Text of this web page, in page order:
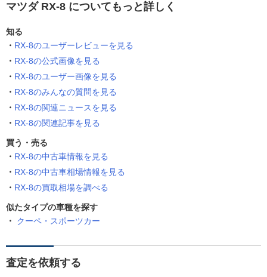
マツダ RX-8 についてもっと詳しく
知る
RX-8のユーザーレビューを見る
RX-8の公式画像を見る
RX-8のユーザー画像を見る
RX-8のみんなの質問を見る
RX-8の関連ニュースを見る
RX-8の関連記事を見る
買う・売る
RX-8の中古車情報を見る
RX-8の中古車相場情報を見る
RX-8の買取相場を調べる
似たタイプの車種を探す
クーペ・スポーツカー
査定を依頼する